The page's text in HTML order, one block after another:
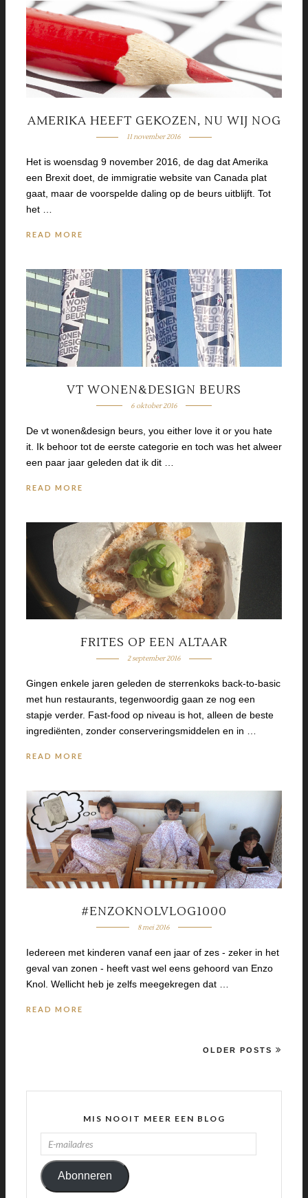
AMERIKA HEEFT GEKOZEN, NU WIJ NOG
11 november 2016
Het is woensdag 9 november 2016, de dag dat Amerika
een Brexit doet, de immigratie website van Canada plat
gaat, maar de voorspelde daling op de beurs uitblijft. Tot
het …
READ MORE
VT WONEN&DESIGN BEURS
6 oktober 2016
De vt wonen&design beurs, you either love it or you hate
it. Ik behoor tot de eerste categorie en toch was het alweer
een paar jaar geleden dat ik dit …
READ MORE
FRITES OP EEN ALTAAR
2 september 2016
Gingen enkele jaren geleden de sterrenkoks back-to-basic
met hun restaurants, tegenwoordig gaan ze nog een
stapje verder. Fast-food op niveau is hot, alleen de beste
ingrediënten, zonder conserveringsmiddelen en in …
READ MORE
#ENZOKNOLVLOG1000
8 mei 2016
Iedereen met kinderen vanaf een jaar of zes - zeker in het
geval van zonen - heeft vast wel eens gehoord van Enzo
Knol. Wellicht heb je zelfs meegekregen dat …
READ MORE
OLDER POSTS
MIS NOOIT MEER EEN BLOG
MAILADRES
Abonneren